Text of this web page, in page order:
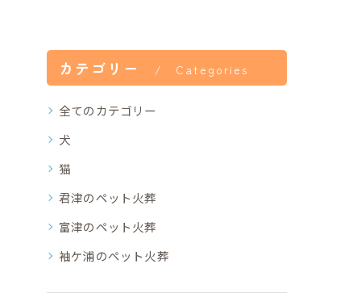
カテゴリー Categories
全てのカテゴリー
犬
猫
君津のペット火葬
富津のペット火葬
袖ケ浦のペット火葬